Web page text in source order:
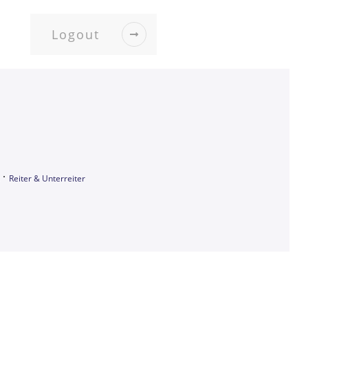
Logout
Reiter & Unterreiter